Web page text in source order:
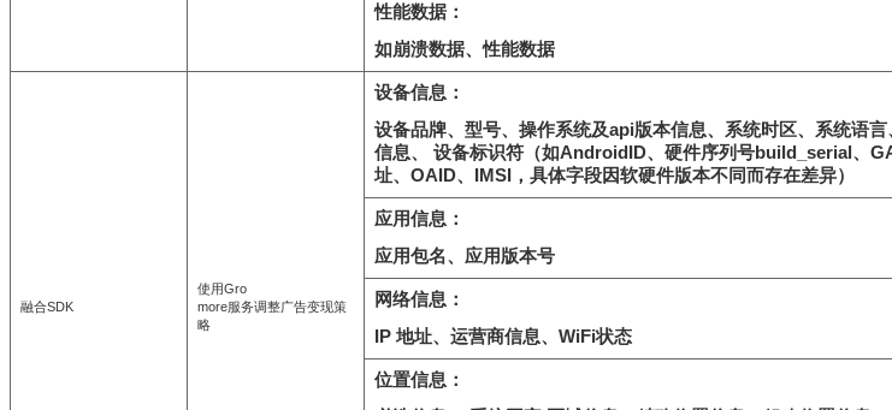
性能数据：
如崩溃数据、性能数据
融合SDK
使用Gro
more服务调整广告变现策
略
设备信息：
设备品牌、型号、操作系统及api版本信息、系统时区、系统语
信息、 设备标识符（如AndroidID、硬件序列号build_serial、
址、OAID、IMSI，具体字段因软硬件版本不同而存在差异）
应用信息：
应用包名、应用版本号
网络信息：
IP 地址、运营商信息、WiFi状态
位置信息：